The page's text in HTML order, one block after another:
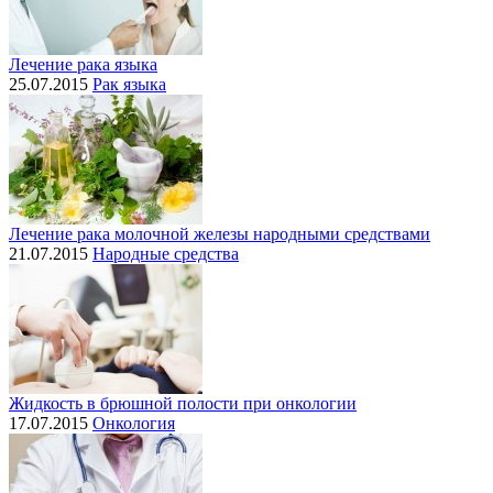
Лечение рака языка
25.07.2015 Рак языка
Лечение рака молочной железы народными средствами
21.07.2015 Народные средства
Жидкость в брюшной полости при онкологии
17.07.2015 Онкология